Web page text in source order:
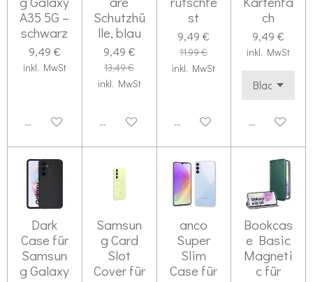
A35 5G –
schwarz
9,49 €
inkl. MwSt
Deaktiviert
Schutzhü
lle, blau
9,49 €
13,49 €
inkl. MwSt
Deaktiviert
st
9,49 €
11,99 €
inkl. MwSt
Deaktiviert
ch
9,49 €
inkl. MwSt
Deaktiviert
Dark
Case für
Samsun
g Galaxy
Samsun
g Card
Slot
Cover für
anco
Super
Slim
Case für
Bookcas
e Basic
Magneti
c für